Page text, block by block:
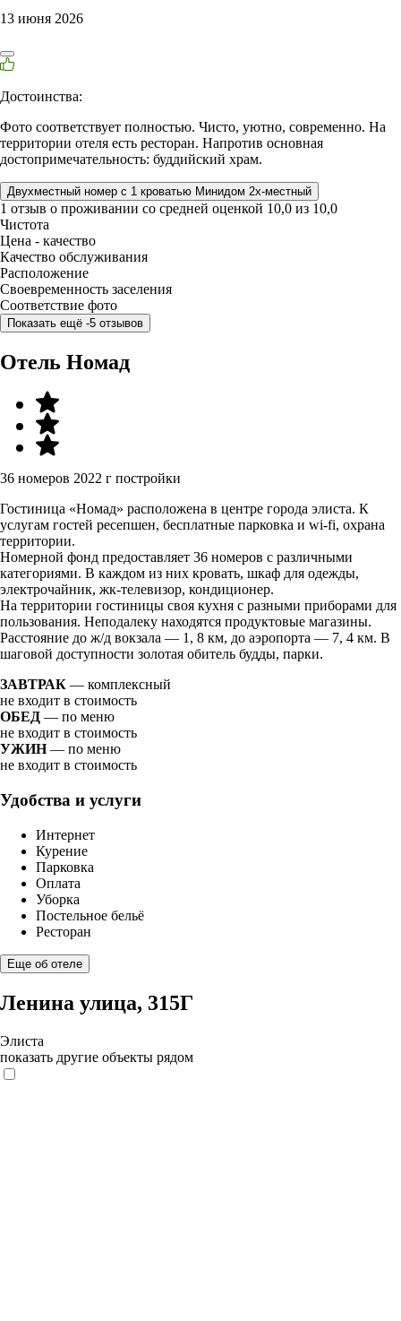
13 июня 2026
Достоинства:
Фото соответствует полностью. Чисто, уютно, современно. На
территории отеля есть ресторан. Напротив основная
достопримечательность: буддийский храм.
Двухместный номер с 1 кроватью Минидом 2х-местный
1 отзыв о проживании со средней оценкой 10,0 из 10,0
Чистота
Цена - качество
Качество обслуживания
Расположение
Своевременность заселения
Соответствие фото
Показать ещё -5 отзывов
Отель Номад
36 номеров 2022 г постройки
Гостиница «Номад» расположена в центре города элиста. К
услугам гостей ресепшен, бесплатные парковка и wi-fi, охрана
территории.
Номерной фонд предоставляет 36 номеров с различными
категориями. В каждом из них кровать, шкаф для одежды,
электрочайник, жк-телевизор, кондиционер.
На территории гостиницы своя кухня с разными приборами для
пользования. Неподалеку находятся продуктовые магазины.
Расстояние до ж/д вокзала — 1, 8 км, до аэропорта — 7, 4 км. В
шаговой доступности золотая обитель будды, парки.
ЗАВТРАК — комплексный
не входит в стоимость
ОБЕД — по меню
не входит в стоимость
УЖИН— по меню
не входит в стоимость
Удобства и услуги
Интернет
Курение
Парковка
Оплата
Уборка
Постельное бельё
Ресторан
Еще об отеле
Ленина улица, 315Г
Элиста
показать другие объекты рядом